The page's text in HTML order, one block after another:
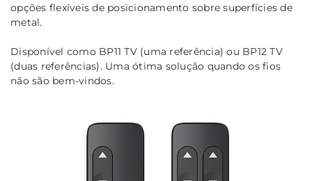
opções flexíveis de posicionamento sobre superfícies de
metal.
Disponível como BP11 TV (uma referência) ou BP12 TV
(duas referências). Uma ótima solução quando os fios
não são bem-vindos.